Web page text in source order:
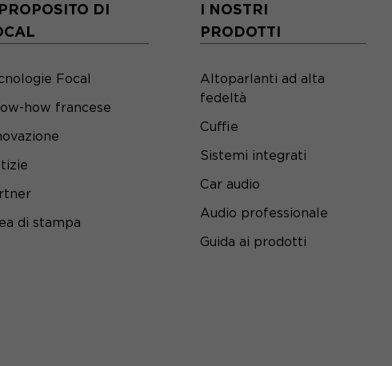
DI
Focal
how francese
di stampa
I NOSTRI
PRODOTTI
Altoparlanti ad alta
fedeltà
Cuffie
Sistemi integrati
Car audio
Audio professionale
Guida ai prodotti